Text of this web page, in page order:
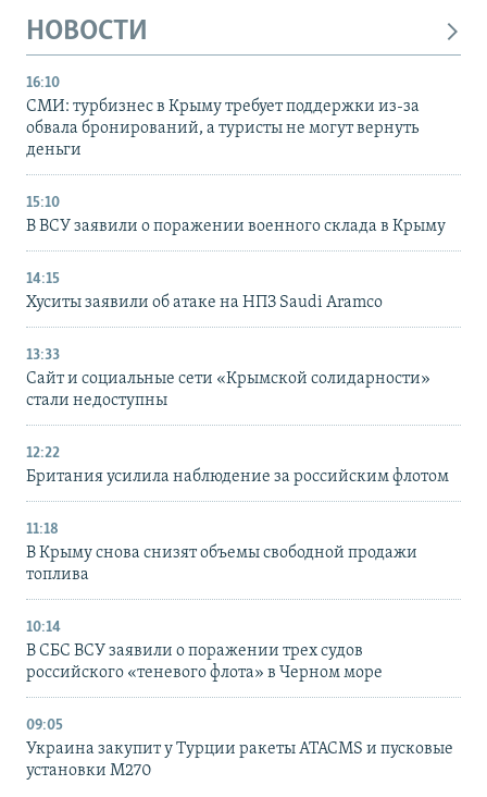
НОВОСТИ
16:10
СМИ: турбизнес в Крыму требует поддержки из-за
обвала бронирований, а туристы не могут вернуть
деньги
15:10
В ВСУ заявили о поражении военного склада в Крыму
14:15
Хуситы заявили об атаке на НПЗ Saudi Aramco
13:33
Сайт и социальные сети «Крымской солидарности»
стали недоступны
12:22
Британия усилила наблюдение за российским флотом
11:18
В Крыму снова снизят объемы свободной продажи
топлива
10:14
В СБС ВСУ заявили о поражении трех судов
российского «теневого флота» в Черном море
09:05
Украина закупит у Турции ракеты ATACMS и пусковые
установки M270